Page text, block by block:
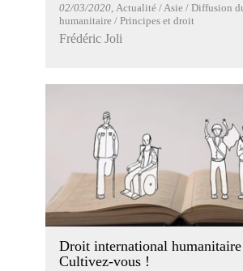
02/03/2020, Actualité / Asie / Diffusion
humanitaire / Principes et droit
Frédéric Joli
Droit international
Cultivez-vous !